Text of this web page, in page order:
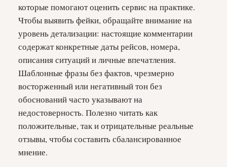
которые помогают оценить сервис на практике.
Чтобы выявить фейки, обращайте внимание на
уровень детализации: настоящие комментарии
содержат конкретные даты рейсов, номера,
описания ситуаций и личные впечатления.
Шаблонные фразы без фактов, чрезмерно
восторженный или негативный тон без
обоснований часто указывают на
недостоверность. Полезно читать как
положительные, так и отрицательные реальные
отзывы, чтобы составить сбалансированное
мнение.